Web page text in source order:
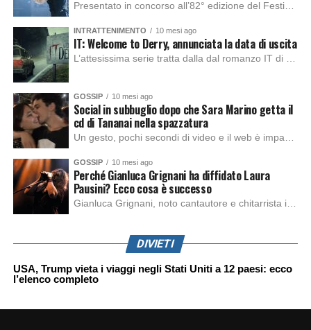
INTRATTENIMENTO 10 mesi ago
IT: Welcome to Derry, annunciata la data di uscita
GOSSIP 10 mesi ago
Social in subbuglio dopo che Sara Marino getta il
cd di Tananai nella spazzatura
GOSSIP 10 mesi ago
Perché Gianluca Grignani ha diffidato Laura
Pausini? Ecco cosa è successo
DIVIETI
USA, Trump vieta i viaggi negli Stati Uniti a 12 paesi: ecco
l’elenco completo